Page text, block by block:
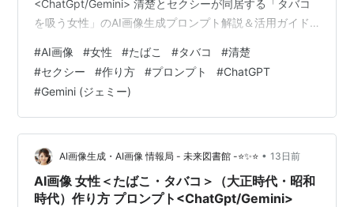
<ChatGpt/Gemini> 清楚とセクシーが同居する「タバコ
を吸う女性」のAI画像生成プロンプト解説＆活用ガイド
Diffusion/Gemini等）において、特定の空気感や絶妙な魅
力を表現するのは非常に奥が深いプロセスです。特に
「清楚さ」と「セクシーさ」という、一見すると対極に
ある要素を「タバコ」というモチーフで融合させるアプ
ローチは、多くのクリエイター…
#AI画像 #女性 #たばこ #タバコ #清楚
#セクシー #作り方 #プロンプト #ChatGPT
#Gemini (ジェミー)
AI画像生成・AI画像 情報局 - 未来図書館 -⭐✨⭐ • 13日前
AI画像 女性＜たばこ・タバコ＞（大正時代・昭和
時代）作り方 プロンプト<ChatGpt/Gemini>